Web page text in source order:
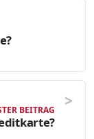
BEITRAG